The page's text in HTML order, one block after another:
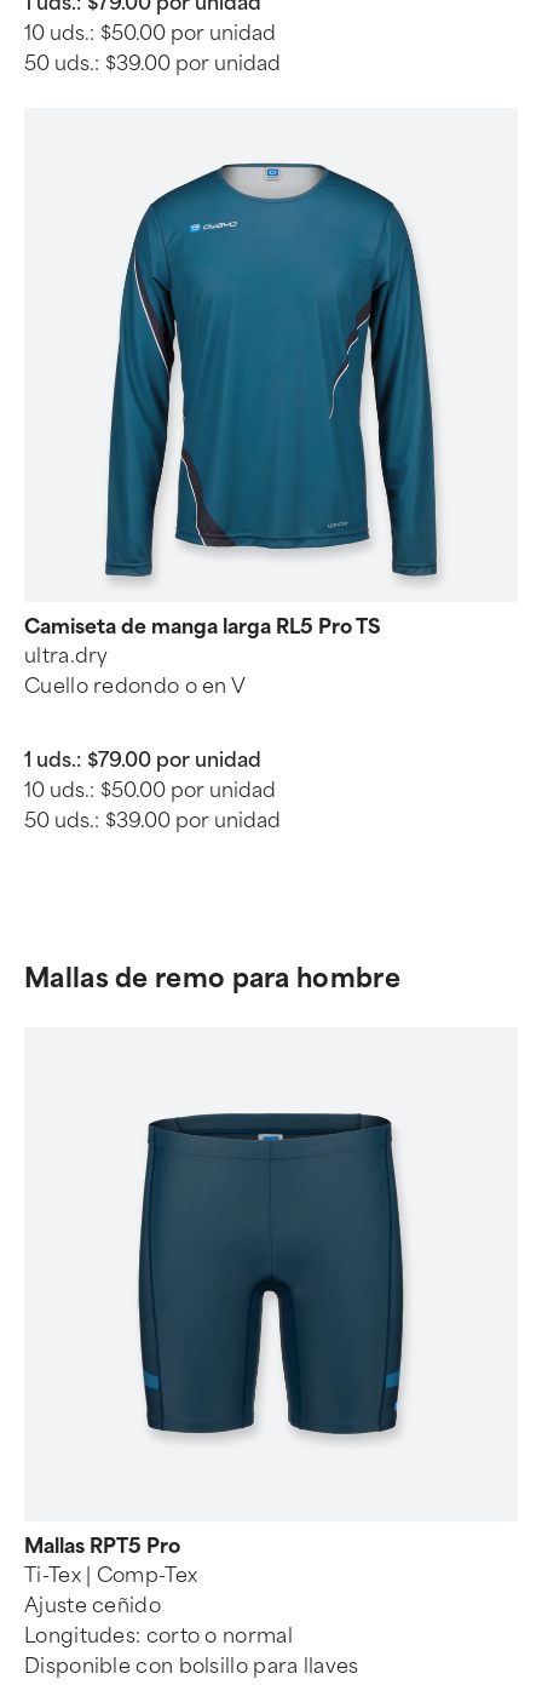
10 uds.: $50.00 por unidad
50 uds.: $39.00 por unidad
Camiseta de manga larga RL5 Pro TS
ultra.dry
Cuello redondo o en V
1 uds.: $79.00 por unidad
10 uds.: $50.00 por unidad
50 uds.: $39.00 por unidad
Mallas de remo para hombre
Mallas RPT5 Pro
Ti-Tex | Comp-Tex
Ajuste ceñido
Longitudes: corto o normal
Disponible con bolsillo para llaves